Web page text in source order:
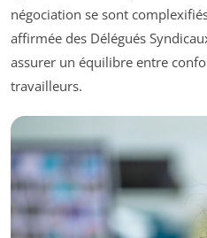
négociation se sont
affirmée des Délégués
assurer un équilibre entre
travailleurs.